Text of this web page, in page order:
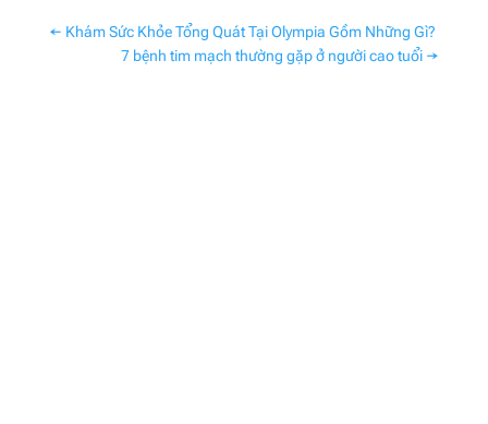
← Khám Sức Khỏe Tổng Quát Tại Olympia Gồm Những Gì?
7 bệnh tim mạch thường gặp ở người cao tuổi →